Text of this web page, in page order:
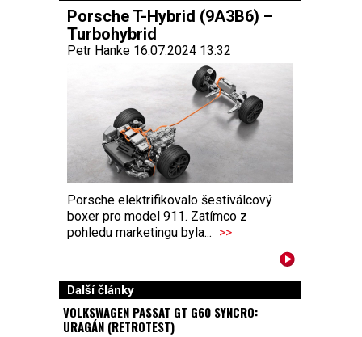
Porsche T-Hybrid (9A3B6) –
Turbohybrid
Petr Hanke 16.07.2024 13:32
Porsche elektrifikovalo šestiválcový
boxer pro model 911. Zatímco z
pohledu marketingu byla... >>
Další články
VOLKSWAGEN PASSAT GT G60 SYNCRO:
URAGÁN (RETROTEST)